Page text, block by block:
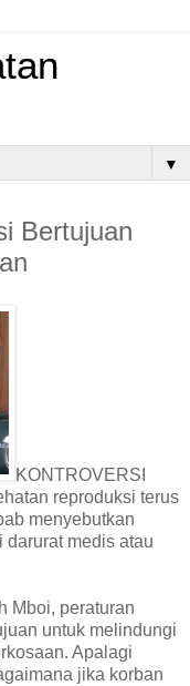
▼
Bertujuan
KONTROVERSI
reproduksi terus
menyebutkan
medis atau
Mboi, peraturan
untuk melindungi
Apalagi
jika korban